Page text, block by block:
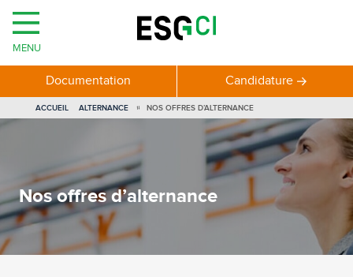
Nos offres d’alternance
MENU
Documentation Candidature
VOUS
ÊTES
ACCUEIL ALTERNANCE NOS OFFRES D’ALTERNANCE